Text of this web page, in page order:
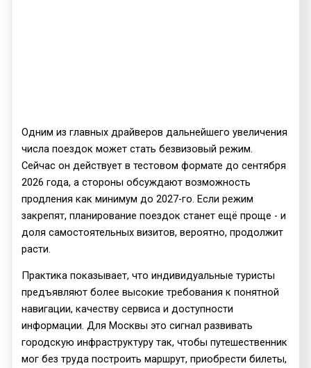
Одним из главных драйверов дальнейшего увеличения
числа поездок может стать безвизовый режим.
Сейчас он действует в тестовом формате до сентября
2026 года, а стороны обсуждают возможность
продления как минимум до 2027-го. Если режим
закрепят, планирование поездок станет ещё проще - и
доля самостоятельных визитов, вероятно, продолжит
расти.
Практика показывает, что индивидуальные туристы
предъявляют более высокие требования к понятной
навигации, качеству сервиса и доступности
информации. Для Москвы это сигнал развивать
городскую инфраструктуру так, чтобы путешественник
мог без труда построить маршрут, приобрести билеты,